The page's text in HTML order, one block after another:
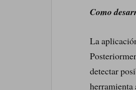
Como
La
detectar
herramienta